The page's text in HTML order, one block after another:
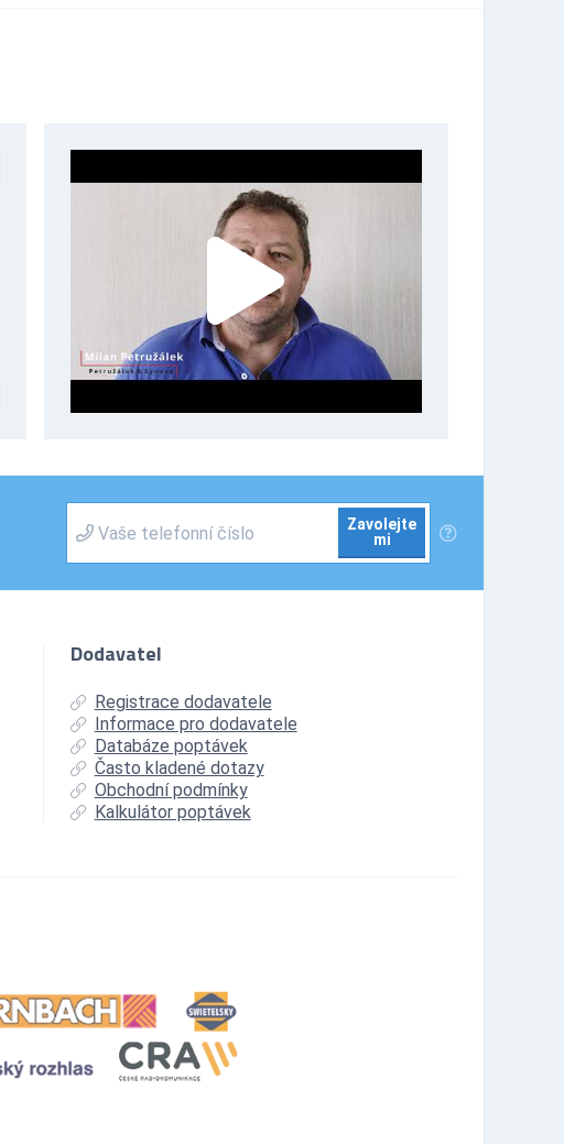
Zavolejte
mi
Dodavatel
Registrace dodavatele
Informace pro dodavatele
Databáze poptávek
Často kladené dotazy
Obchodní podmínky
Kalkulátor poptávek